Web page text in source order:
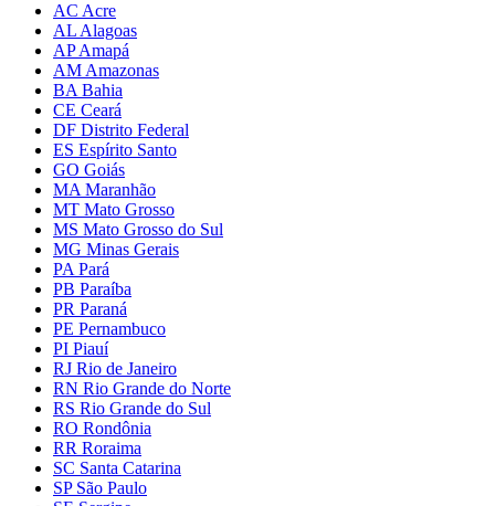
AC Acre
AL Alagoas
AP Amapá
AM Amazonas
BA Bahia
CE Ceará
DF Distrito Federal
ES Espírito Santo
GO Goiás
MA Maranhão
MT Mato Grosso
MS Mato Grosso do Sul
MG Minas Gerais
PA Pará
PB Paraíba
PR Paraná
PE Pernambuco
PI Piauí
RJ Rio de Janeiro
RN Rio Grande do Norte
RS Rio Grande do Sul
RO Rondônia
RR Roraima
SC Santa Catarina
SP São Paulo